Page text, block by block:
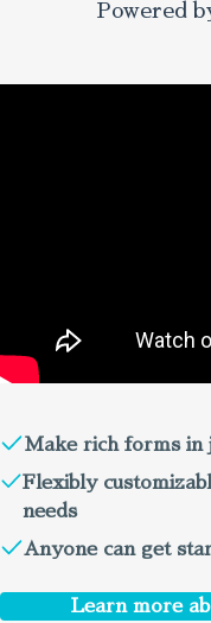
Powered
Make rich forms in
Flexibly
needs
Anyone can get
Learn more